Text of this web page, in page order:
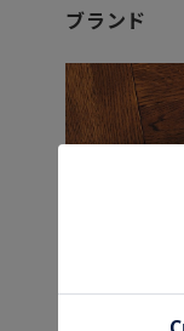
どんな料理
かわいい形
小ぶりな分
コレクター
お醤油皿や
カラフルな
コーヒーや
他にも、箸
豆皿は和食
ブランド